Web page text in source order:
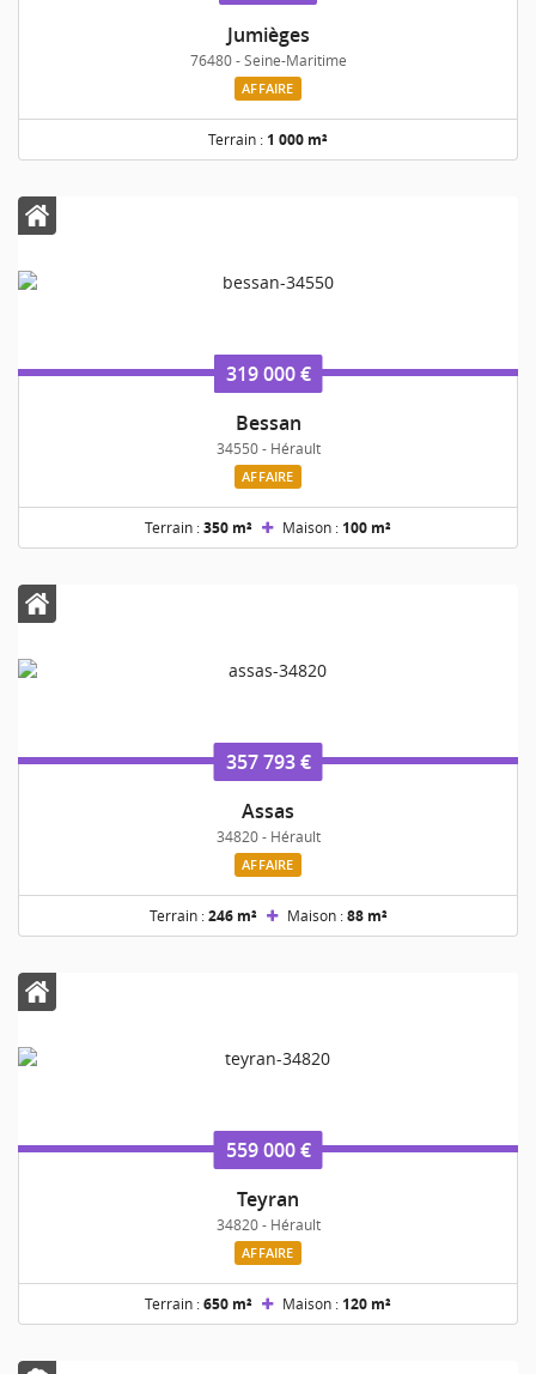
Jumièges
76480 - Seine-Maritime
AFFAIRE
Terrain : 1 000 m²
319 000 €
Bessan
34550 - Hérault
AFFAIRE
Terrain :350 m² Maison : 100 m²
357 793 €
Assas
34820 - Hérault
AFFAIRE
Terrain :246 m² Maison :88 m²
559 000 €
Teyran
34820 - Hérault
AFFAIRE
Terrain :650 m² Maison : 120 m²